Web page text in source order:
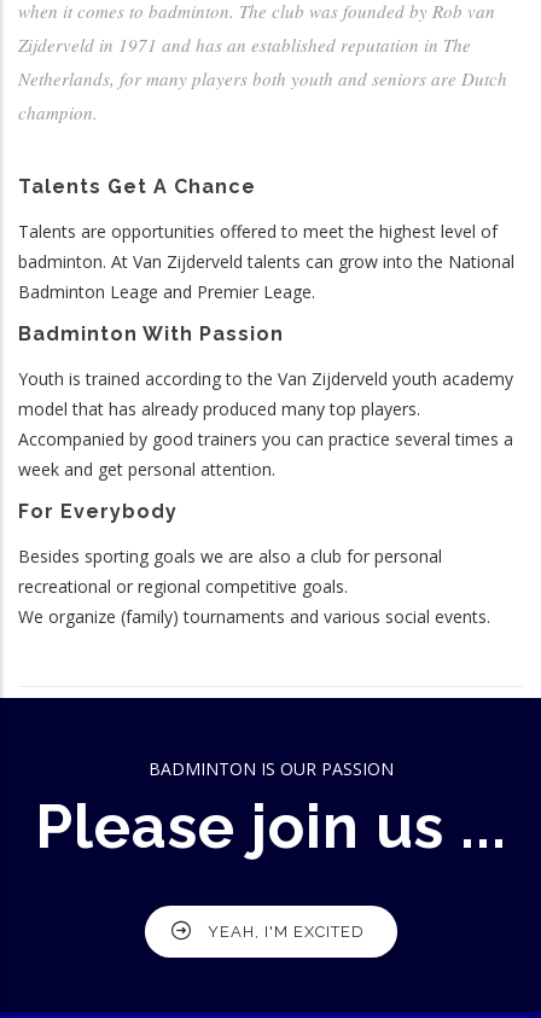
when it comes to badminton. The club was founded by Rob van
Zijderveld in 1971 and has an established reputation in The
Netherlands, for many players both youth and seniors are Dutch
champion.
Talents Get A Chance
Talents are opportunities offered to meet the highest level of
badminton. At Van Zijderveld talents can grow into the National
Badminton Leage and Premier Leage.
Badminton With Passion
Youth is trained according to the Van Zijderveld youth academy
model that has already produced many top players.
Accompanied by good trainers you can practice several times a
week and get personal attention.
For Everybody
Besides sporting goals we are also a club for personal
recreational or regional competitive goals.
We organize (family) tournaments and various social events.
BADMINTON IS OUR PASSION
Please join us ...
YEAH, I'M EXCITED